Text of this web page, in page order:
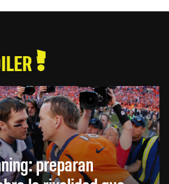
preparan